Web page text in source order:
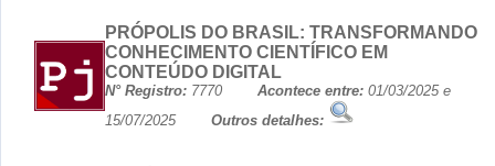
PRÓPOLIS DO BRASIL: TRANSFORMANDO
CONHECIMENTO CIENTÍFICO EM
CONTEÚDO DIGITAL
N° Registro: 7770 Acontece entre: 01/03/2025 e
15/07/2025 Outros detalhes: